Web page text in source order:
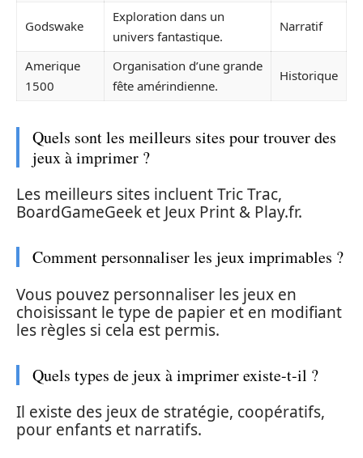
Godswake
Exploration dans un
univers fantastique.
Narratif
Amerique
1500
Organisation d’une grande
fête amérindienne.
Historique
Quels sont les meilleurs sites pour trouver des
jeux à imprimer ?
Les meilleurs sites incluent Tric Trac,
BoardGameGeek et Jeux Print & Play.fr.
Comment personnaliser les jeux imprimables ?
Vous pouvez personnaliser les jeux en
choisissant le type de papier et en modifiant
les règles si cela est permis.
Quels types de jeux à imprimer existe-t-il ?
Il existe des jeux de stratégie, coopératifs,
pour enfants et narratifs.